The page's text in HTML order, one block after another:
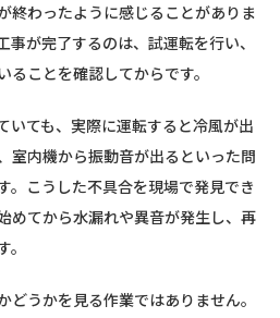
終わったように感じることがありま
が完了するのは、試運転を行い、
ことを確認してからです。
いても、実際に運転すると冷風が出
室内機から振動音が出るといった問
。こうした不具合を現場で発見でき
めてから水漏れや異音が発生し、再
うかを見る作業ではありません。